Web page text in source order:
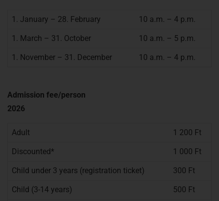
1. January – 28. February 10 a.m. – 4 p.m.
1. March – 31. October 10 a.m. – 5 p.m.
1. November – 31. December 10 a.m. – 4 p.m.
Admission fee/person
2026
Adult 1 200 Ft
Discounted* 1 000 Ft
Child under 3 years (registration ticket) 300 Ft
Child (3-14 years) 500 Ft